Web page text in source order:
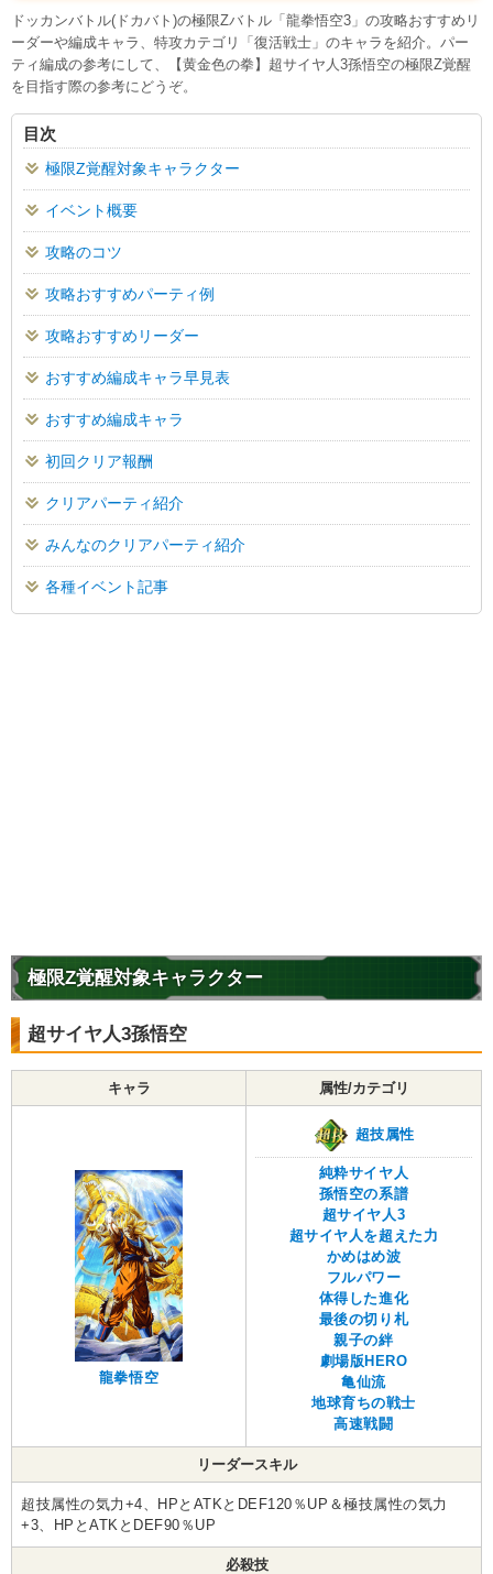
ドッカンバトル(ドカバト)の極限Zバトル「龍拳悟空3」の攻略おすすめリ
ーダーや編成キャラ、特攻カテゴリ「復活戦士」のキャラを紹介。パー
ティ編成の参考にして、【黄金色の拳】超サイヤ人3孫悟空の極限Z覚醒
を目指す際の参考にどうぞ。
目次
極限Z覚醒対象キャラクター
イベント概要
攻略のコツ
攻略おすすめパーティ例
攻略おすすめリーダー
おすすめ編成キャラ早見表
おすすめ編成キャラ
初回クリア報酬
クリアパーティ紹介
みんなのクリアパーティ紹介
各種イベント記事
極限Z覚醒対象キャラクター
超サイヤ人3孫悟空
キャラ 属性/カテゴリ
龍拳悟空
超技属性
純粋サイヤ人
孫悟空の系譜
超サイヤ人3
超サイヤ人を超えた力
かめはめ波
フルパワー
体得した進化
最後の切り札
親子の絆
劇場版HERO
亀仙流
地球育ちの戦士
高速戦闘
リーダースキル
超技属性の気力+4、HPとATKとDEF120％UP＆極技属性の気力
+3、HPとATKとDEF90％UP
必殺技